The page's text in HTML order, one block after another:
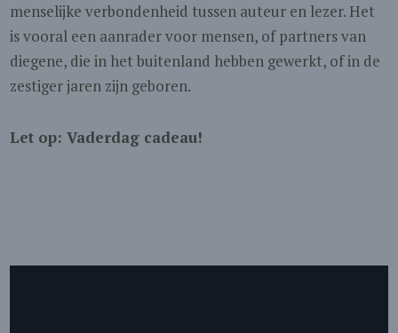
menselijke verbondenheid tussen auteur en lezer. Het
is vooral een aanrader voor mensen, of partners van
diegene, die in het buitenland hebben gewerkt, of in de
zestiger jaren zijn geboren.
Let op: Vaderdag cadeau!